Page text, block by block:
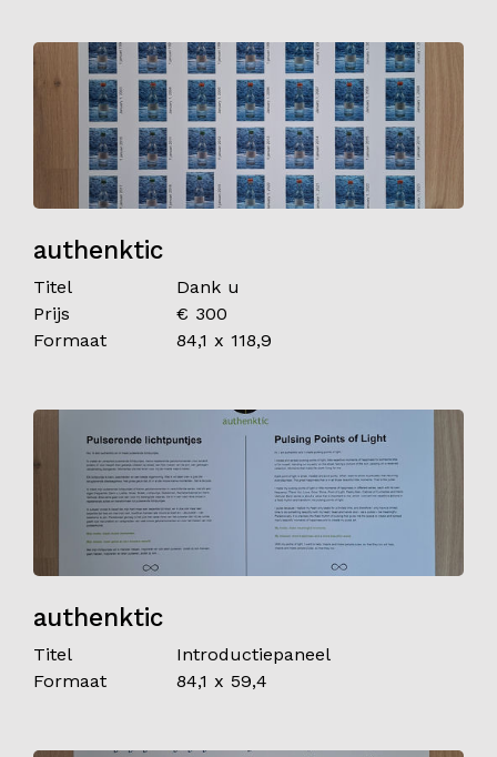
authenktic
Titel
Dank u
Prijs
€ 300
Formaat
84,1 x 118,9
authenktic
Titel
Introductiepaneel
Formaat
84,1 x 59,4